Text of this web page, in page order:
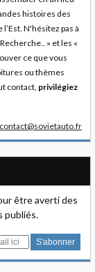
histoires des
N'hésitez pas à
» et les «
ce que vous
ou thèmes
contact, privilégiez
contact@sovietauto.fr
être averti des
publiés.